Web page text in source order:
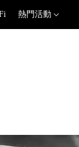
熱門活動